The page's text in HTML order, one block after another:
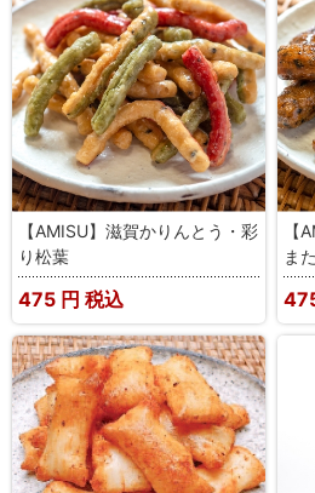
【AMISU】滋賀かりんとう・彩
り松葉
475 円 税込
【
ま